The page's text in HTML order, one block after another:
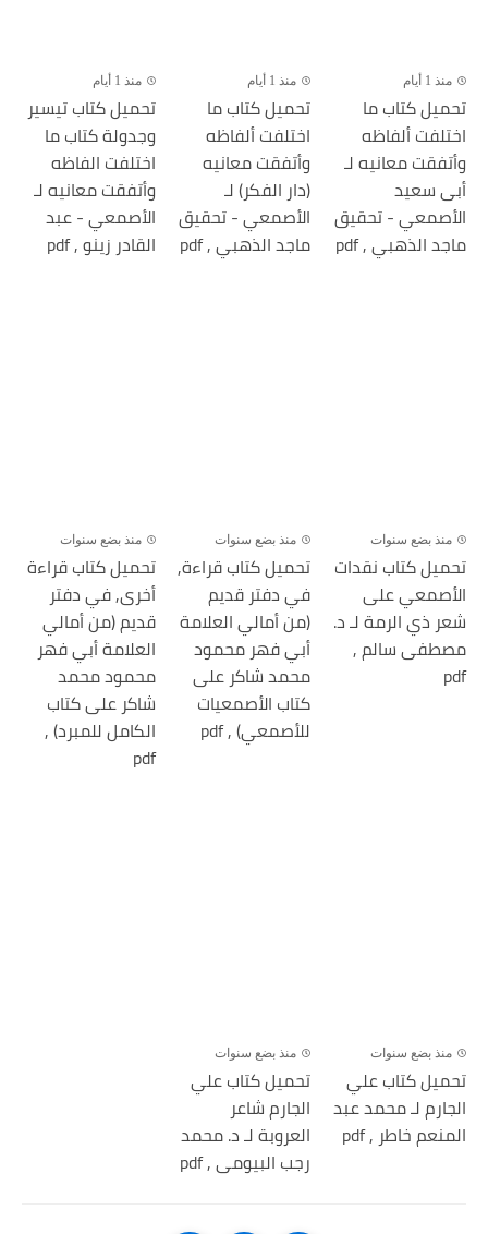
منذ 1 أيام
تحميل كتاب ما
اختلفت ألفاظه
وأتفقت معانيه لـ
أبى سعيد
الأصمعي - تحقيق
ماجد الذهبي , pdf
منذ 1 أيام
تحميل كتاب ما
اختلفت ألفاظه
وأتفقت معانيه
(دار الفكر) لـ
الأصمعي - تحقيق
ماجد الذهبي , pdf
منذ 1 أيام
تحميل كتاب تيسير
وجدولة كتاب ما
اختلفت الفاظه
وأتفقت معانيه لـ
الأصمعي - عبد
القادر زينو , pdf
منذ بضع سنوات
تحميل كتاب نقدات
الأصمعي على
شعر ذي الرمة لـ د.
مصطفى سالم ,
pdf
منذ بضع سنوات
تحميل كتاب قراءة,
في دفتر قديم
(من أمالي العلامة
أبي فهر محمود
محمد شاكر على
كتاب الأصمعيات
للأصمعي) , pdf
منذ بضع سنوات
تحميل كتاب قراءة
أخرى, في دفتر
قديم (من أمالي
العلامة أبي فهر
محمود محمد
شاكر على كتاب
الكامل للمبرد) ,
pdf
منذ بضع سنوات
تحميل كتاب علي
الجارم لـ محمد عبد
المنعم خاطر , pdf
منذ بضع سنوات
تحميل كتاب علي
الجارم شاعر
العروبة لـ د. محمد
رجب البيومى , pdf